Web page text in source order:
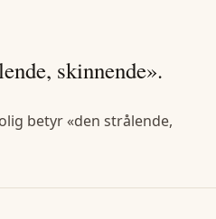
skinnende».
betyr «den strålende,